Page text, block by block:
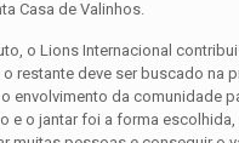
Casa de Valinhos.
o Lions Internacional contribui
restante deve ser buscado na
envolvimento da comunidade
e o jantar foi a forma